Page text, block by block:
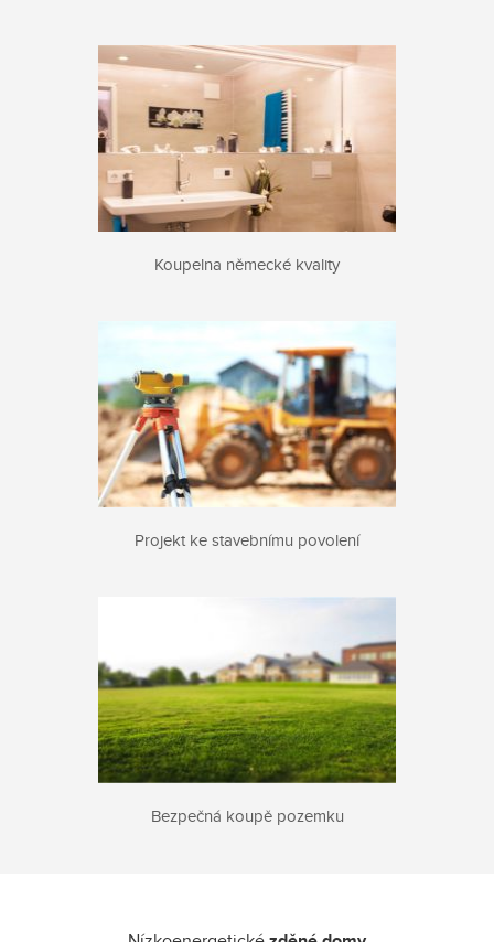
Koupelna německé kvality
Projekt ke stavebnímu povolení
Bezpečná koupě pozemku